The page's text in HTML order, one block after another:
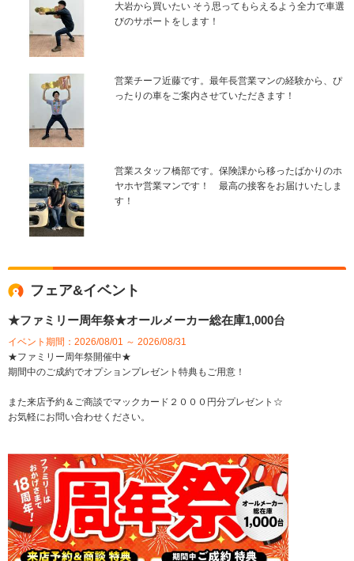
大岩から買いたい そう思ってもらえるよう全力で車選
びのサポートをします！
営業チーフ近藤です。最年長営業マンの経験から、ぴ
ったりの車をご案内させていただきます！
営業スタッフ橋部です。保険課から移ったばかりのホ
ヤホヤ営業マンです！ 最高の接客をお届けいたしま
す！
フェア&イベント
★ファミリー周年祭★オールメーカー総在庫1,000台
イベント期間：2026/08/01 ～ 2026/08/31
★ファミリー周年祭開催中★
期間中のご成約でオプションプレゼント特典もご用意！
また来店予約＆ご商談でマックカード２０００円分プレゼント☆
お気軽にお問い合わせください。